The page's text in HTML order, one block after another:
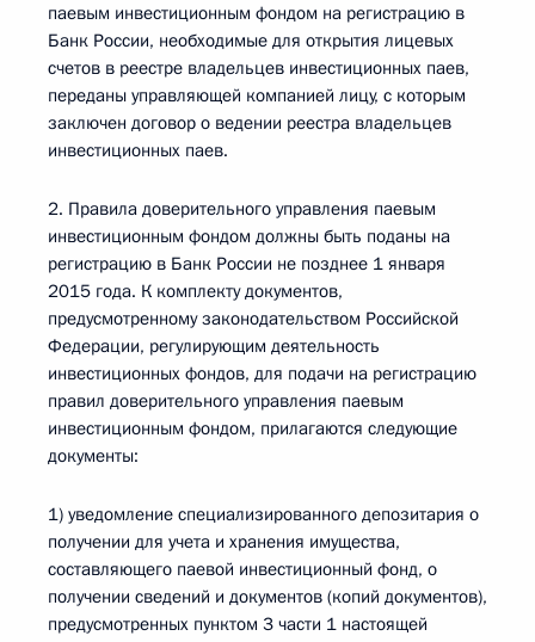
паевым инвестиционным фондом на регистрацию в
Банк России, необходимые для открытия лицевых
счетов в реестре владельцев инвестиционных паев,
переданы управляющей компанией лицу, с которым
заключен договор о ведении реестра владельцев
инвестиционных паев.
2. Правила доверительного управления паевым
инвестиционным фондом должны быть поданы на
регистрацию в Банк России не позднее 1 января
2015 года. К комплекту документов,
предусмотренному законодательством Российской
Федерации, регулирующим деятельность
инвестиционных фондов, для подачи на регистрацию
правил доверительного управления паевым
инвестиционным фондом, прилагаются следующие
документы:
1) уведомление специализированного депозитария о
получении для учета и хранения имущества,
составляющего паевой инвестиционный фонд, о
получении сведений и документов (копий документов),
предусмотренных пунктом 3 части 1 настоящей